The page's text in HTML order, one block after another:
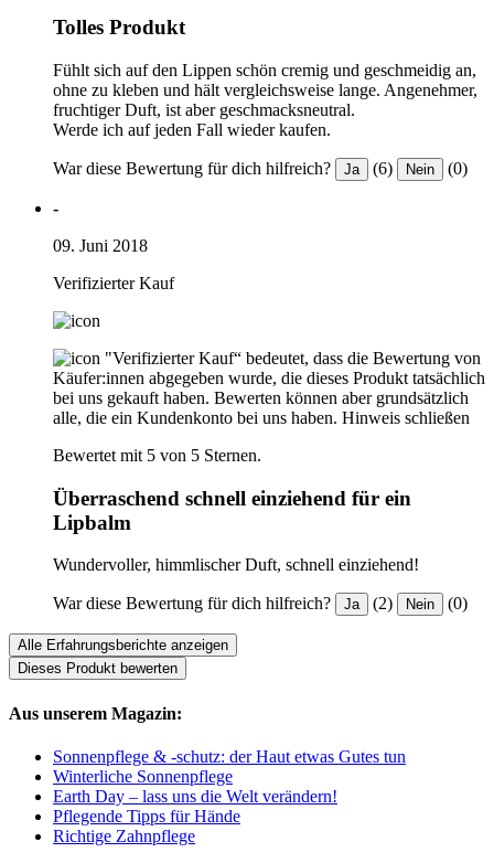
Tolles Produkt
Fühlt sich auf den Lippen schön cremig und geschmeidig an,
ohne zu kleben und hält vergleichsweise lange. Angenehmer,
fruchtiger Duft, ist aber geschmacksneutral.
Werde ich auf jeden Fall wieder kaufen.
War diese Bewertung für dich hilfreich? Ja (6) Nein (0)
-
09. Juni 2018
Verifizierter Kauf
"Verifizierter Kauf“ bedeutet, dass die Bewertung von
Käufer:innen abgegeben wurde, die dieses Produkt tatsächlich
bei uns gekauft haben. Bewerten können aber grundsätzlich
alle, die ein Kundenkonto bei uns haben. Hinweis schließen
Bewertet mit 5 von 5 Sternen.
Überraschend schnell einziehend für ein
Lipbalm
Wundervoller, himmlischer Duft, schnell einziehend!
War diese Bewertung für dich hilfreich? Ja (2) Nein (0)
Alle Erfahrungsberichte anzeigen
Dieses Produkt bewerten
Aus unserem Magazin:
Sonnenpflege & -schutz: der Haut etwas Gutes tun
Winterliche Sonnenpflege
Earth Day – lass uns die Welt verändern!
Pflegende Tipps für Hände
Richtige Zahnpflege